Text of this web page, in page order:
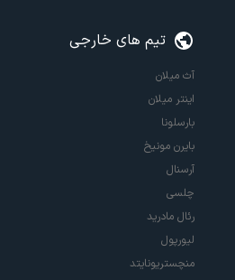
تیم های خارجی
آث میلان
اینتر میلان
بارسلونا
بایرن مونیخ
آرسنال
چلسی
رئال مادرید
لیورپول
منچستریونایتد